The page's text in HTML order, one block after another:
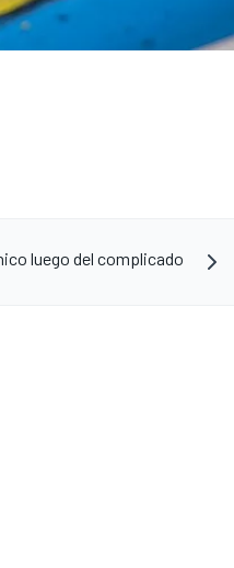
luego del complicado